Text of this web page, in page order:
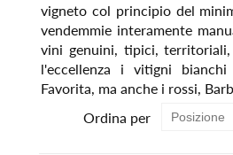
vigneto col principio del
vendemmie interamente
vini genuini, tipici,
l'eccellenza i vitigni
Favorita, ma anche i rossi,
Ordina per